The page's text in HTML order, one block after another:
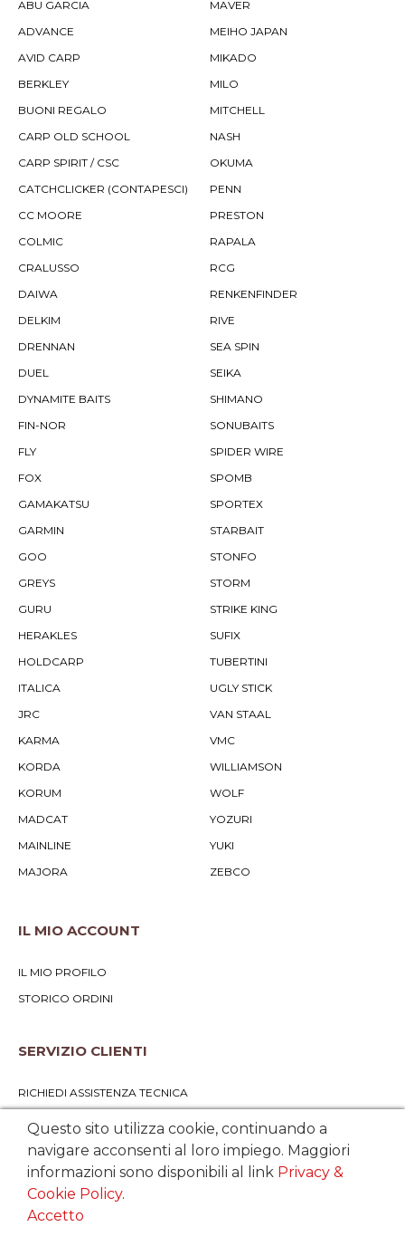
ABU GARCIA
ADVANCE
AVID CARP
BERKLEY
BUONI REGALO
CARP OLD SCHOOL
CARP SPIRIT / CSC
CATCHCLICKER (CONTAPESCI)
CC MOORE
COLMIC
CRALUSSO
DAIWA
DELKIM
DRENNAN
DUEL
DYNAMITE BAITS
FIN-NOR
FLY
FOX
GAMAKATSU
GARMIN
GOO
GREYS
GURU
HERAKLES
HOLDCARP
ITALICA
JRC
KARMA
KORDA
KORUM
MADCAT
MAINLINE
MAJORA
MAVER
MEIHO JAPAN
MIKADO
MILO
MITCHELL
NASH
OKUMA
PENN
PRESTON
RAPALA
RCG
RENKENFINDER
RIVE
SEA SPIN
SEIKA
SHIMANO
SONUBAITS
SPIDER WIRE
SPOMB
SPORTEX
STARBAIT
STONFO
STORM
STRIKE KING
SUFIX
TUBERTINI
UGLY STICK
VAN STAAL
VMC
WILLIAMSON
WOLF
YOZURI
YUKI
ZEBCO
IL MIO ACCOUNT
IL MIO PROFILO
STORICO ORDINI
SERVIZIO CLIENTI
RICHIEDI ASSISTENZA TECNICA
CONDIZIONI DI VENDITA E RECESSO
METODI DI PAGAMENTO ACCETTATI
Questo sito utilizza cookie, continuando a
navigare acconsenti al loro impiego. Maggiori
informazioni sono disponibili al link Privacy &
Cookie Policy.
Accetto